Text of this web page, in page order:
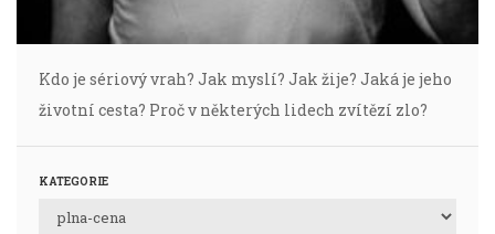
Kdo je sériový vrah? Jak myslí? Jak žije? Jaká je jeho
životní cesta? Proč v některých lidech zvítězí zlo?
KATEGORIE